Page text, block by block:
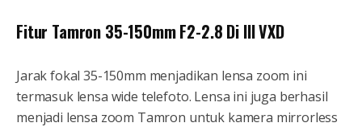
Fitur Tamron 35-150mm F2-2.8 Di III VXD
Jarak fokal 35-150mm menjadikan lensa zoom ini
termasuk lensa wide telefoto. Lensa ini juga berhasil
menjadi lensa zoom Tamron untuk kamera mirrorless